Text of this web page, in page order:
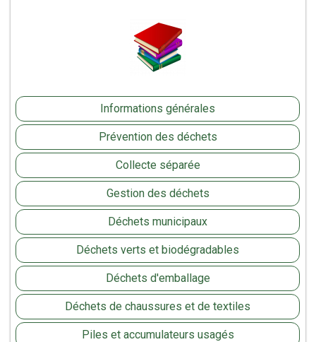
Informations générales
Prévention des déchets
Collecte séparée
Gestion des déchets
Déchets municipaux
Déchets verts et biodégradables
Déchets d'emballage
Déchets de chaussures et de textiles
Piles et accumulateurs usagés